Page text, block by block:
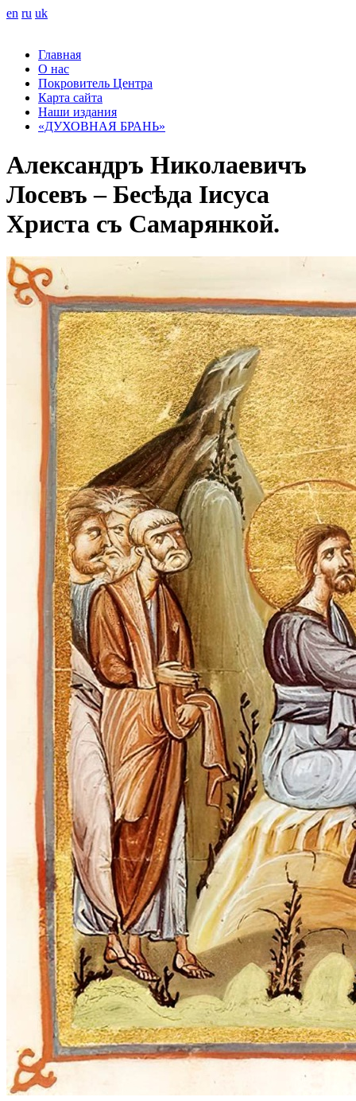
en ru uk
Главная
О нас
Покровитель Центра
Карта сайта
Наши издания
«ДУХОВНАЯ БРАНЬ»
Александръ Николаевичъ
Лосевъ – Бесѣда Іисуса
Христа съ Самарянкой.